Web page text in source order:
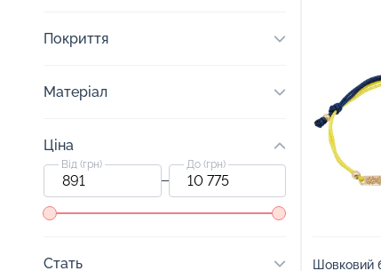
Покриття
Матеріал
Ціна
Від (грн) До (грн)
Стать
Шовковий